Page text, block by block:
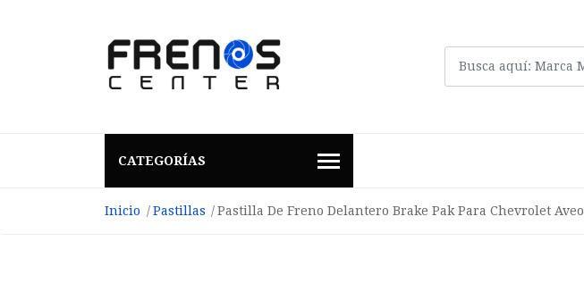
CATEGORÍAS
Inicio Pastillas Pastilla De Freno Delantero Brake Pak Para Chevrolet Aveo